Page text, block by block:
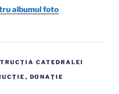
albumul foto
CATEDRALEI
, DONAŢIE